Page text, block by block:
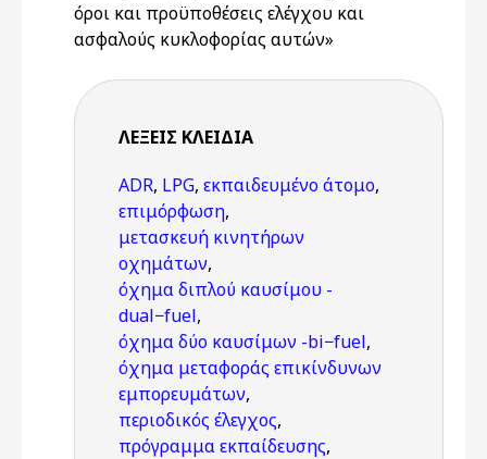
όροι και προϋποθέσεις ελέγχου και
ασφαλούς κυκλοφορίας αυτών»
ΛΈΞΕΙΣ KΛΕΙΔΙΆ
ADR, LPG, εκπαιδευμένο άτομο,
επιμόρφωση,
μετασκευή κινητήρων
οχημάτων,
όχημα διπλού καυσίμου -
dual−fuel,
όχημα δύο καυσίμων -bi−fuel,
όχημα μεταφοράς επικίνδυνων
εμπορευμάτων,
περιοδικός έλεγχος,
πρόγραμμα εκπαίδευσης,